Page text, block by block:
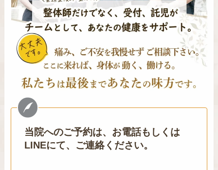
当院へのご予約は、お電話もしくは
LINEにて、ご連絡ください。